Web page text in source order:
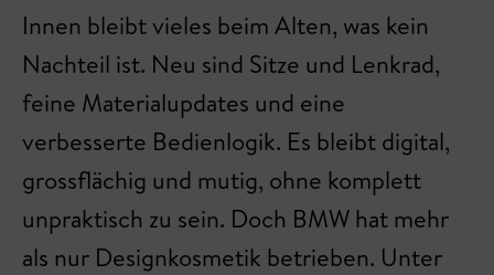
Innen bleibt vieles beim Alten, was kein
Nachteil ist. Neu sind Sitze und Lenkrad,
feine Materialupdates und eine
verbesserte Bedienlogik. Es bleibt digital,
grossflächig und mutig, ohne komplett
unpraktisch zu sein. Doch BMW hat mehr
als nur Designkosmetik betrieben. Unter